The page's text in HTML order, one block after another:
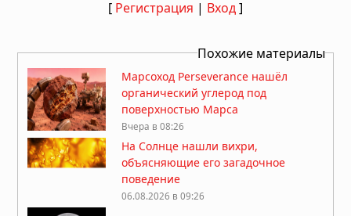
[ Регистрация | Вход]
Похожие материалы
Марсоход Perseverance нашёл
органический углерод под
поверхностью Марса
Вчера в 08:26
На Солнце нашли вихри,
объясняющие его загадочное
поведение
06.08.2026 в 09:26